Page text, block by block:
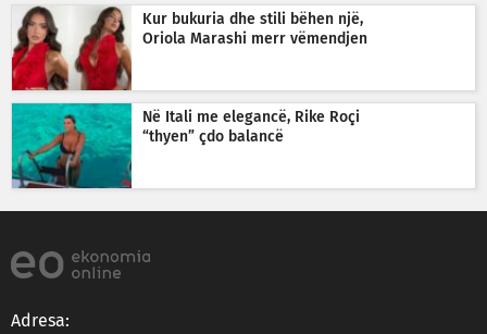
Kur bukuria dhe stili bëhen një,
Oriola Marashi merr vëmendjen
Në Itali me elegancë, Rike Roçi
“thyen” çdo balancë
Adresa: